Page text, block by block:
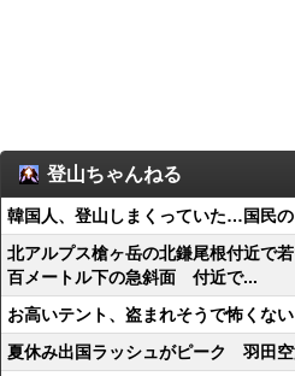
登山ちゃんねる
韓国人、登山しまくっていた…国民
北アルプス槍ヶ岳の北鎌尾根付近で
百メートル下の急斜面 付近で...
お高いテント、盗まれそうで怖くない
夏休み出国ラッシュがピーク 羽田